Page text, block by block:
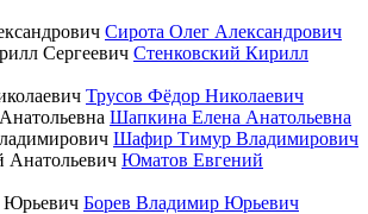
Сирота Олег Александрович
Стенковский Кирилл
Трусов Фёдор Николаевич
Шапкина Елена Анатольевна
Шафир Тимур Владимирович
Юматов Евгений
Борев Владимир Юрьевич